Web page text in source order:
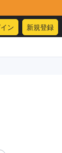
ン 新規登録